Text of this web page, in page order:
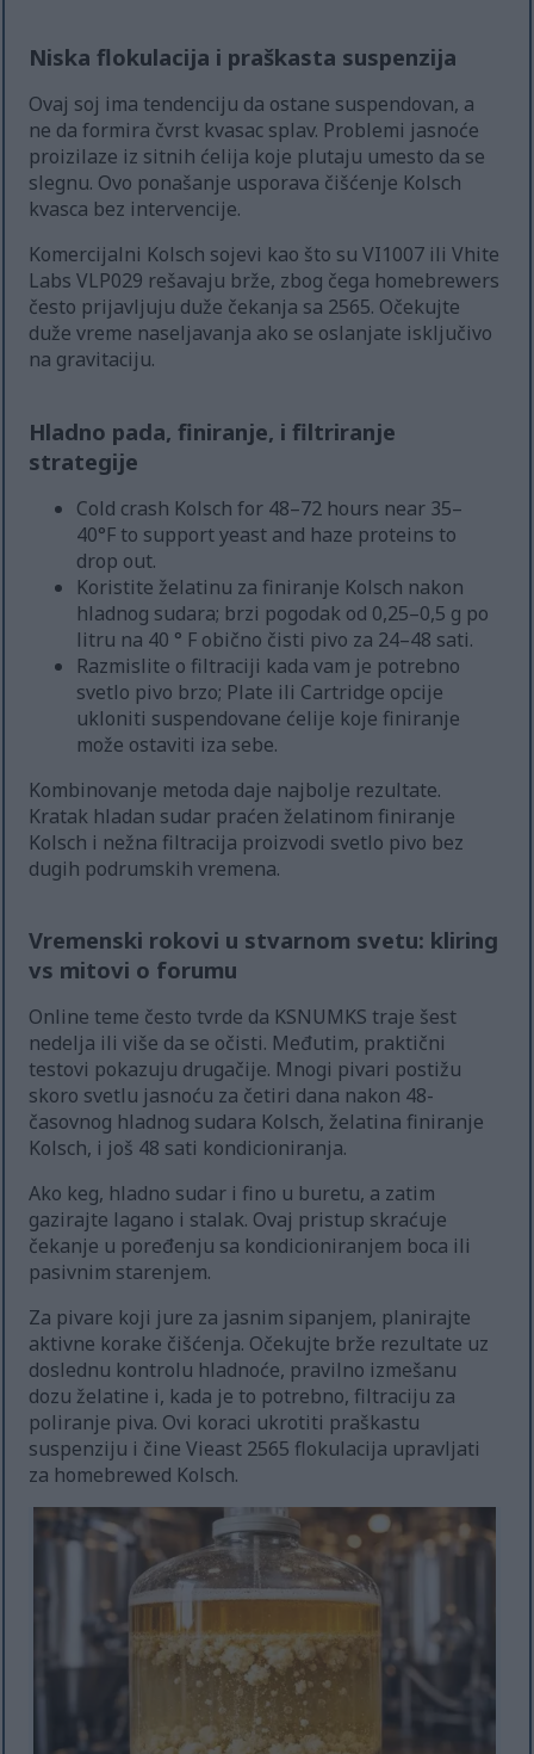
Niska flokulacija i praškasta suspenzija
Ovaj soj ima tendenciju da ostane suspendovan, a
ne da formira čvrst kvasac splav. Problemi jasnoće
proizilaze iz sitnih ćelija koje plutaju umesto da se
slegnu. Ovo ponašanje usporava čišćenje Kolsch
kvasca bez intervencije.
Komercijalni Kolsch sojevi kao što su VI1007 ili Vhite
Labs VLP029 rešavaju brže, zbog čega homebrewers
često prijavljuju duže čekanja sa 2565. Očekujte
duže vreme naseljavanja ako se oslanjate isključivo
na gravitaciju.
Hladno pada, finiranje, i filtriranje
strategije
Cold crash Kolsch for 48–72 hours near 35–
40°F to support yeast and haze proteins to
drop out.
Koristite želatinu za finiranje Kolsch nakon
hladnog sudara; brzi pogodak od 0,25–0,5 g po
litru na 40 ° F obično čisti pivo za 24–48 sati.
Razmislite o filtraciji kada vam je potrebno
svetlo pivo brzo; Plate ili Cartridge opcije
ukloniti suspendovane ćelije koje finiranje
može ostaviti iza sebe.
Kombinovanje metoda daje najbolje rezultate.
Kratak hladan sudar praćen želatinom finiranje
Kolsch i nežna filtracija proizvodi svetlo pivo bez
dugih podrumskih vremena.
Vremenski rokovi u stvarnom svetu: kliring
vs mitovi o forumu
Online teme često tvrde da KSNUMKS traje šest
nedelja ili više da se očisti. Međutim, praktični
testovi pokazuju drugačije. Mnogi pivari postižu
skoro svetlu jasnoću za četiri dana nakon 48-
časovnog hladnog sudara Kolsch, želatina finiranje
Kolsch, i još 48 sati kondicioniranja.
Ako keg, hladno sudar i fino u buretu, a zatim
gazirajte lagano i stalak. Ovaj pristup skraćuje
čekanje u poređenju sa kondicioniranjem boca ili
pasivnim starenjem.
Za pivare koji jure za jasnim sipanjem, planirajte
aktivne korake čišćenja. Očekujte brže rezultate uz
doslednu kontrolu hladnoće, pravilno izmešanu
dozu želatine i, kada je to potrebno, filtraciju za
poliranje piva. Ovi koraci ukrotiti praškastu
suspenziju i čine Vieast 2565 flokulacija upravljati
za homebrewed Kolsch.